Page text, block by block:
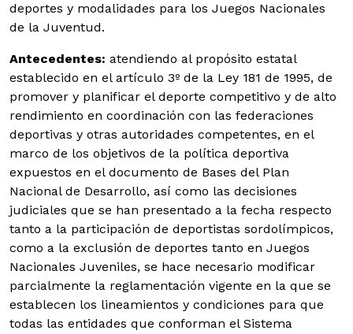
deportes y modalidades para los Juegos Nacionales
de la Juventud.
Antecedentes: atendiendo al propósito estatal
establecido en el artículo 3º de la Ley 181 de 1995, de
promover y planificar el deporte competitivo y de alto
rendimiento en coordinación con las federaciones
deportivas y otras autoridades competentes, en el
marco de los objetivos de la política deportiva
expuestos en el documento de Bases del Plan
Nacional de Desarrollo, así como las decisiones
judiciales que se han presentado a la fecha respecto
tanto a la participación de deportistas sordolímpicos,
como a la exclusión de deportes tanto en Juegos
Nacionales Juveniles, se hace necesario modificar
parcialmente la reglamentación vigente en la que se
establecen los lineamientos y condiciones para que
todas las entidades que conforman el Sistema